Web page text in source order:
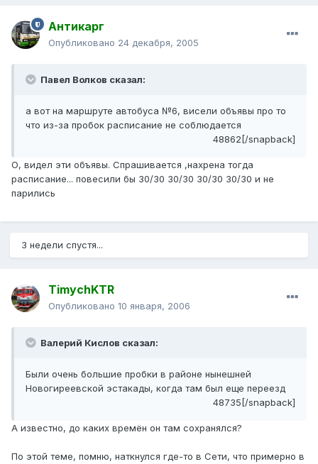
Антикарг
Опубликовано 24 декабря, 2005
Павел Волков сказал:
а вот на маршруте автобуса №6, висели объявы про то
что из-за пробок расписание не соблюдается
48862[/snapback]
О, видел эти объявы. Спрашивается ,нахрена тогда
расписание... повесили бы 30/30 30/30 30/30 30/30 и не
парились
3 недели спустя...
TimychKTR
Опубликовано 10 января, 2006
Валерий Кислов сказал:
Были очень большие пробки в районе нынешней
Новогиреевской эстакады, когда там был еще переезд
48735[/snapback]
А известно, до каких времён он там сохранялся?
По этой теме, помню, наткнулся где-то в Сети, что примерно в